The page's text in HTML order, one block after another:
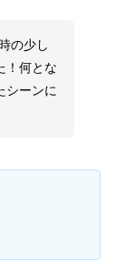
の少し
！何とな
シーンに